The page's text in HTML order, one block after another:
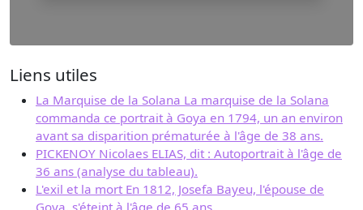
Liens utiles
La Marquise de la Solana La marquise de la Solana
commanda ce portrait à Goya en 1794, un an environ
avant sa disparition prématurée à l'âge de 38 ans.
PICKENOY Nicolaes ELIAS, dit : Autoportrait à l'âge de
36 ans (analyse du tableau).
L'exil et la mort En 1812, Josefa Bayeu, l'épouse de